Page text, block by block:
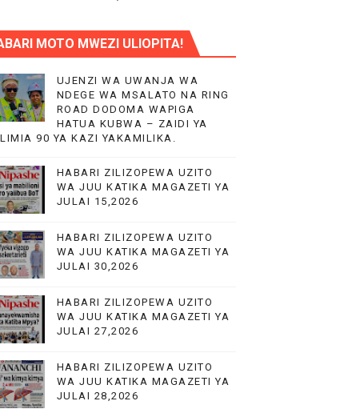
NA UWEKEZAJI.
WA HUDUMA NANENANE
CHUO CHA UUGUZI NZEGA
AFRIKA
MOTO MWEZI ULIOPITA!
UJENZI WA UWANJA WA
NDEGE WA MSALATO NA RING
ROAD DODOMA WAPIGA
HATUA KUBWA – ZAIDI YA
90 YA KAZI YAKAMILIKA.
HABARI ZILIZOPEWA UZITO
WA JUU KATIKA MAGAZETI YA
JULAI 15,2026
HABARI ZILIZOPEWA UZITO
WA JUU KATIKA MAGAZETI YA
JULAI 30,2026
HABARI ZILIZOPEWA UZITO
WA JUU KATIKA MAGAZETI YA
JULAI 27,2026
HABARI ZILIZOPEWA UZITO
WA JUU KATIKA MAGAZETI YA
JULAI 28,2026